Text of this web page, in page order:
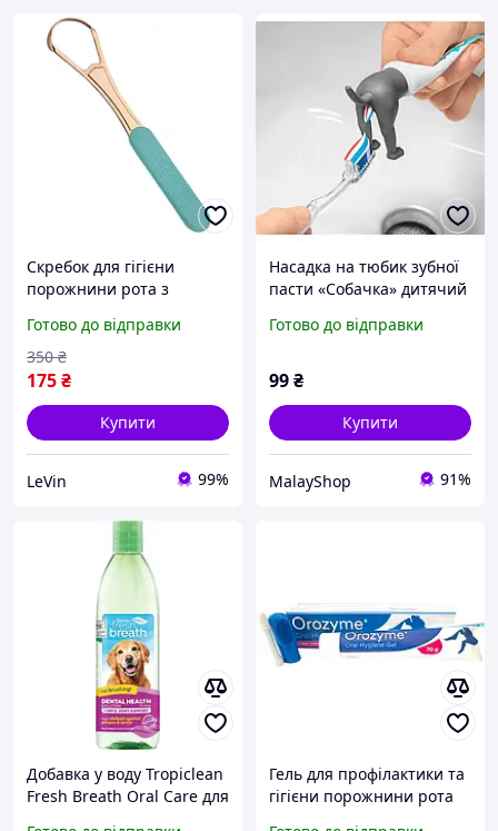
Скребок для гігієни
порожнини рота з
язика щітка
Готово до відправки
175₴
350 ₴
Купити
LeVin 99%
Насадка на тюбик зубної
пасти «Собачка» дитячий
XJ5358
Готово до відправки
99₴
Купити
MalayShop 91%
Добавка у воду Tropiclean
Fresh Breath Oral Care для
Гель для профілактики та
гігієни порожнини рота